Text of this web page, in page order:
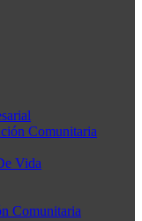
Comunitaria
Vida
Comunitaria